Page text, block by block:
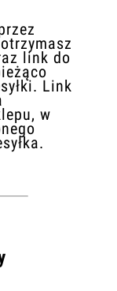
link do
Link
w